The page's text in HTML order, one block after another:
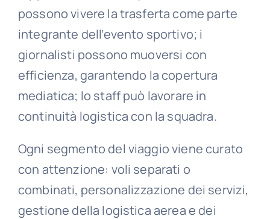
possono vivere la trasferta come parte
integrante dell’evento sportivo; i
giornalisti possono muoversi con
efficienza, garantendo la copertura
mediatica; lo staff può lavorare in
continuità logistica con la squadra.
Ogni segmento del viaggio viene curato
con attenzione: voli separati o
combinati, personalizzazione dei servizi,
gestione della logistica aerea e dei